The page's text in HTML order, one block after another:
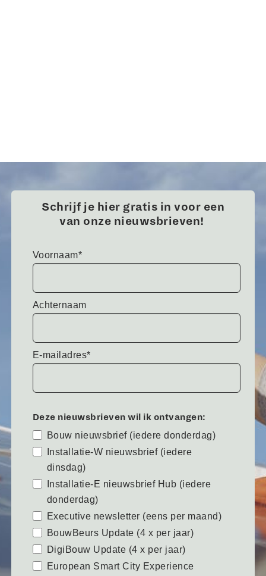
Schrijf je hier gratis in voor een
van onze nieuwsbrieven!
Voornaam*
Achternaam
E-mailadres*
Deze nieuwsbrieven wil ik ontvangen:
Bouw nieuwsbrief (iedere donderdag)
Installatie-W nieuwsbrief (iedere
dinsdag)
Installatie-E nieuwsbrief Hub (iedere
donderdag)
Executive newsletter (eens per maand)
BouwBeurs Update (4 x per jaar)
DigiBouw Update (4 x per jaar)
European Smart City Experience